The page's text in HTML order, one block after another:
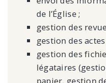
de l’Église ;
gestion des
gestion des
gestion des
légataires